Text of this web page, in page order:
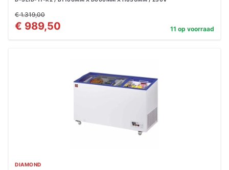
€ 1.319,00
€ 989,50 11 op voorraad
DIAMOND